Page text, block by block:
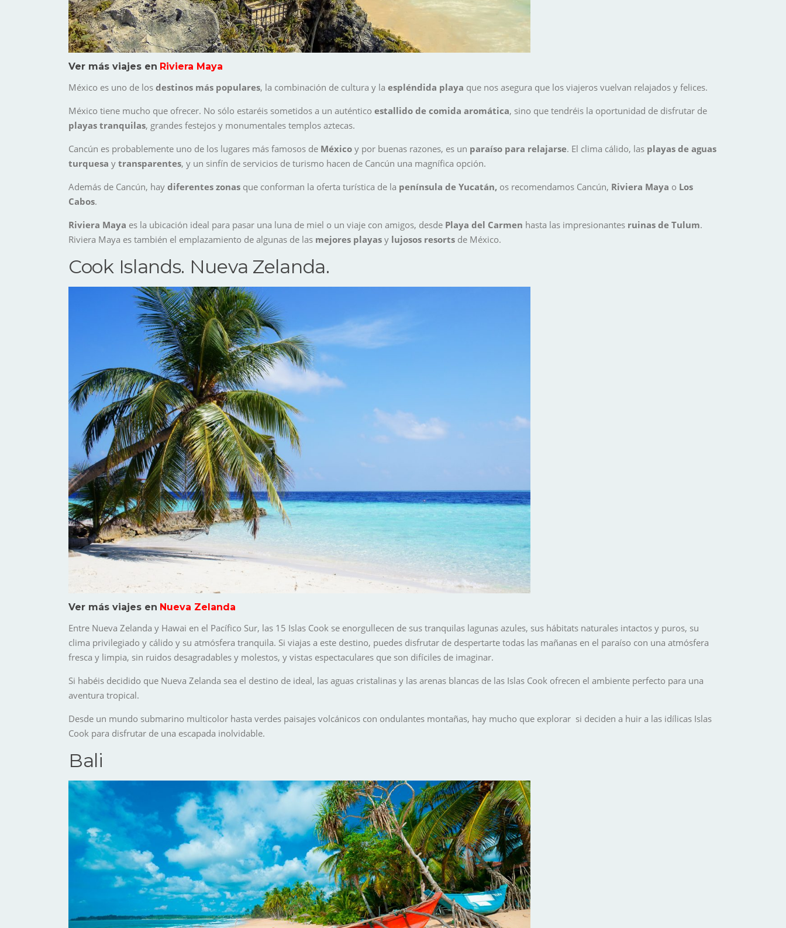
Ver más viajes en Riviera Maya
México es uno de los destinos más populares, la combinación de cultura y la espléndida playa que nos asegura que los viajeros vuelvan relajados y felices.
México tiene mucho que ofrecer. No sólo estaréis sometidos a un auténtico estallido de comida aromática, sino que tendréis la oportunidad de disfrutar de
playas tranquilas, grandes festejos y monumentales templos aztecas.
Cancún es probablemente uno de los lugares más famosos de México y por buenas razones, es un paraíso para relajarse. El clima cálido, las playas de aguas
turquesa y transparentes, y un sinfín de servicios de turismo hacen de Cancún una magnífica opción.
Además de Cancún, hay diferentes zonas que conforman la oferta turística de la península de Yucatán, os recomendamos Cancún, Riviera Maya o Los
Cabos.
Riviera Maya es la ubicación ideal para pasar una luna de miel o un viaje con amigos, desde Playa del Carmen hasta las impresionantes ruinas de Tulum.
Riviera Maya es también el emplazamiento de algunas de las mejores playas y lujosos resorts de México.
Cook Islands. Nueva Zelanda.
Ver más viajes en Nueva Zelanda
Entre Nueva Zelanda y Hawai en el Pacífico Sur, las 15 Islas Cook se enorgullecen de sus tranquilas lagunas azules, sus hábitats naturales intactos y puros, su
clima privilegiado y cálido y su atmósfera tranquila. Si viajas a este destino, puedes disfrutar de despertarte todas las mañanas en el paraíso con una atmósfera
fresca y limpia, sin ruidos desagradables y molestos, y vistas espectaculares que son difíciles de imaginar.
Si habéis decidido que Nueva Zelanda sea el destino de ideal, las aguas cristalinas y las arenas blancas de las Islas Cook ofrecen el ambiente perfecto para una
aventura tropical.
Desde un mundo submarino multicolor hasta verdes paisajes volcánicos con ondulantes montañas, hay mucho que explorar si deciden a huir a las idílicas Islas
Cook para disfrutar de una escapada inolvidable.
Bali